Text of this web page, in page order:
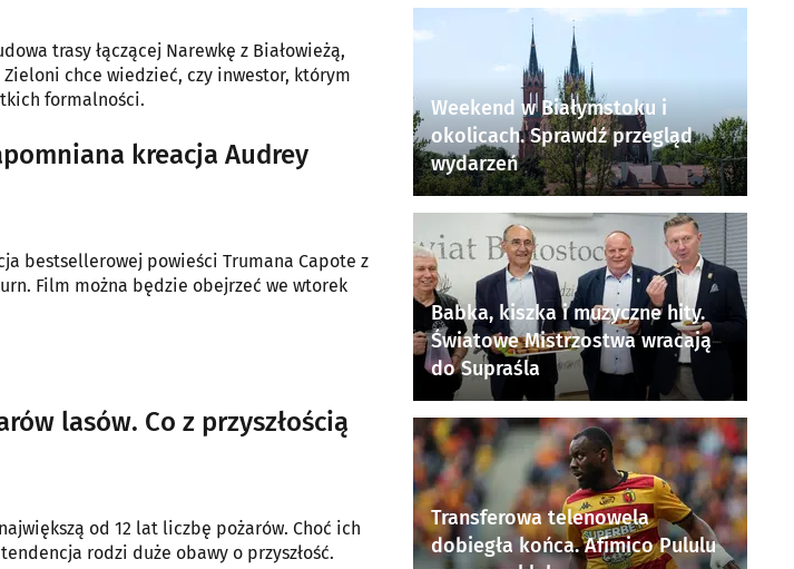
trasy łączącej Narewkę z Białowieżą,
chce wiedzieć, czy inwestor, którym
formalności.
kreacja Audrey
bestsellerowej powieści Trumana Capote z
Film można będzie obejrzeć we wtorek
lasów. Co z przyszłością
od 12 lat liczbę pożarów. Choć ich
rodzi duże obawy o przyszłość.
Weekend w Białymstoku i
okolicach. Sprawdź przegląd
wydarzeń
Babka, kiszka i muzyczne hity.
Światowe Mistrzostwa wracają
do Supraśla
Transferowa telenowela
dobiegła końca. Afimico Pululu